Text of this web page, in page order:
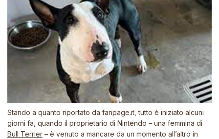
Stando a quanto riportato da fanpage.it , tutto è iniziato alcuni
giorni fa, quando il proprietario di Nintendo – una femmina di
Bull Terrier – è venuto a mancare da un momento all’altro in